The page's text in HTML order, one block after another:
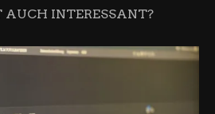
INTERESSANT?